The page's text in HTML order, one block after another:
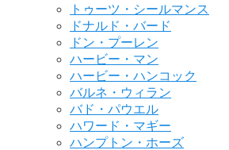
トゥーツ・シールマンス
ドナルド・バード
ドン・プーレン
ハービー・マン
ハービー・ハンコック
バルネ・ウィラン
バド・パウエル
ハワード・マギー
ハンプトン・ホーズ